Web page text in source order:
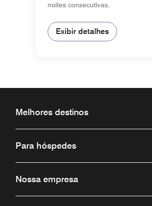
noites consecutivas.
Exibir detalhes
Melhores destinos
Para hóspedes
Nossa empresa